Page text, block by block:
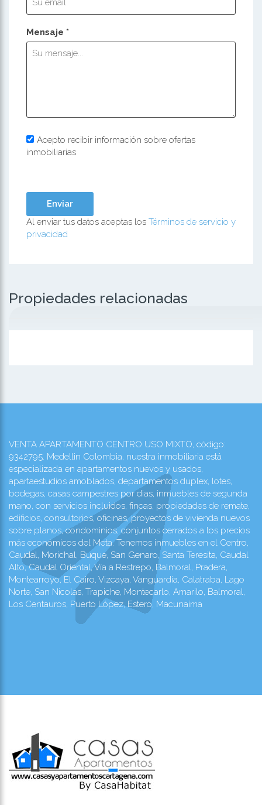
Mensaje *
Acepto recibir información sobre ofertas
inmobiliarias
Al enviar tus datos aceptas los Términos de servicio y
privacidad
Propiedades relacionadas
VENTA APARTAMENTO CENTRO USO MIXTO, código:
9342795. Medellin Colombia, nuestra inmobiliaria está
especializada en apartamentos nuevos y usados,
apartaestudios amoblados, departamentos duplex, lotes,
bodegas, casas campestres por dias, inmuebles de segunda
mano, con servicios incluidos, fincas, propiedades de remate,
edificios, consultorios, oficinas, proyectos de vivienda nuevos
sobre planos, condominios, conjuntos cerrados a los precios
más económicos del Meta. Tenemos inmuebles en el Centro,
Caudal, Morichal, Buque, San Genaro, Santa Teresita, Caudal
Alto, Caudal Oriental, Vía a Restrepo, Balmoral, Pradera,
Montearroyo, El Cairo, Vizcaya, Vanguardia, Calatraba, Lago
Norte, San Nicolas, Trapiche, Montecarlo, Amarilo, Balmoral,
Los Centauros, Puerto López, Estero, Macunaíma